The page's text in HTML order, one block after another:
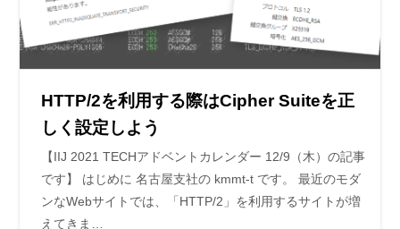
HTTP/2を利用する際はCipher Suiteを正
しく設定しよう
【IIJ 2021 TECHアドベントカレンダー 12/9（木）の記事
です】 はじめに 名古屋支社の kmmt-t です。 最近のモダ
ンなWebサイトでは、「HTTP/2」を利用するサイトが増
えてきま…